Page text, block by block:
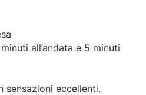
all’andata e 5 minuti
sensazioni eccellenti.